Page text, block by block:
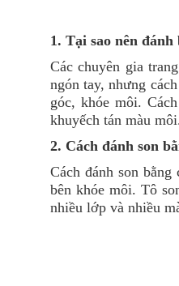
1. Tại sao nên đánh
Các chuyên gia
ngón tay, nhưng
góc, khóe môi.
khuyếch tán màu
2. Cách đánh son
Cách đánh son
bên khóe môi. Tô
nhiều lớp và nhiều